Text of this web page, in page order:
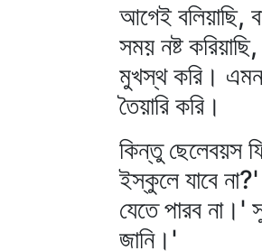
আগেই বলিয়াছি,
সময় নষ্ট
মুখস্থ করি। এমন-
তৈয়ারি করি।
কিন্তু ছেলেবয়স
ইস্কুলে যাবে
যেতে পারব না।'
জানি।'